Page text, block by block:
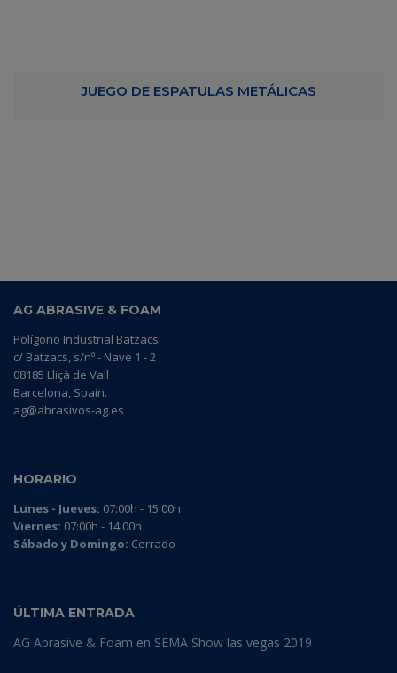
JUEGO DE ESPATULAS METÁLICAS
AG ABRASIVE & FOAM
Polígono Industrial Batzacs
c/ Batzacs, s/nº - Nave 1 - 2
08185 Lliçà de Vall
Barcelona, Spain.
ag@abrasivos-ag.es
HORARIO
Lunes - Jueves: 07:00h - 15:00h
Viernes: 07:00h - 14:00h
Sábado y Domingo: Cerrado
ÚLTIMA ENTRADA
AG Abrasive & Foam en SEMA Show las vegas 2019